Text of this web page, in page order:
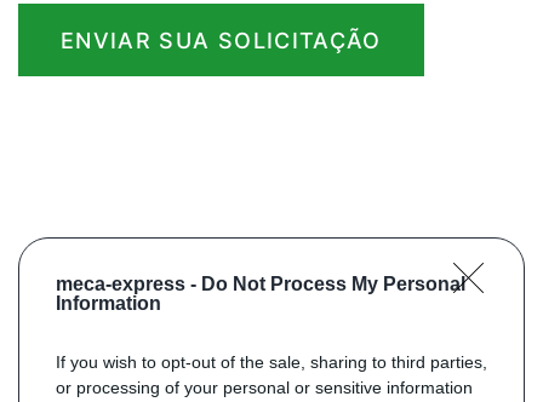
meca-express - Do Not Process My Personal
Information
If you wish to opt-out of the sale, sharing to third parties,
or processing of your personal or sensitive information
ENVIAR SUA SOLICITAÇÃO